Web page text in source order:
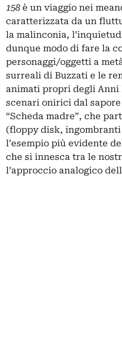
158 è un viaggio nei
caratterizzata da un
la malinconia,
dunque modo di fare la
personaggi/oggetti a
surreali di Buzzati e le
animati propri degli Anni
scenari onirici dal sapore
“Scheda madre”, che
(floppy disk,
l’esempio più evidente
che si innesca tra le
l’approccio analogico